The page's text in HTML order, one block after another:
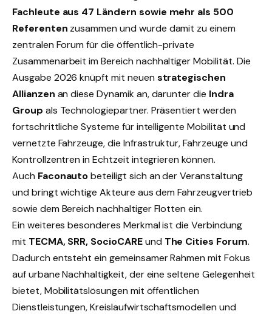
Fachleute aus 47 Ländern sowie mehr als 500
Referenten zusammen und wurde damit zu einem
zentralen Forum für die öffentlich-private
Zusammenarbeit im Bereich nachhaltiger Mobilität. Die
Ausgabe 2026 knüpft mit neuen strategischen
Allianzen an diese Dynamik an, darunter die Indra
Group als Technologiepartner. Präsentiert werden
fortschrittliche Systeme für intelligente Mobilität und
vernetzte Fahrzeuge, die Infrastruktur, Fahrzeuge und
Kontrollzentren in Echtzeit integrieren können.
Auch Faconautobeteiligt sich an der Veranstaltung
und bringt wichtige Akteure aus dem Fahrzeugvertrieb
sowie dem Bereich nachhaltiger Flotten ein.
Ein weiteres besonderes Merkmal ist die Verbindung
mit TECMA, SRR, SocioCAREund The Cities Forum.
Dadurch entsteht ein gemeinsamer Rahmen mit Fokus
auf urbane Nachhaltigkeit, der eine seltene Gelegenheit
bietet, Mobilitätslösungen mit öffentlichen
Dienstleistungen, Kreislaufwirtschaftsmodellen und